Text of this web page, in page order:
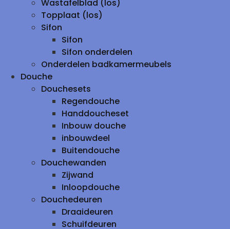
Wastafelblad (los)
Topplaat (los)
Sifon
Sifon
Sifon onderdelen
Onderdelen badkamermeubels
Douche
Douchesets
Regendouche
Handdoucheset
Inbouw douche
inbouwdeel
Buitendouche
Douchewanden
Zijwand
Inloopdouche
Douchedeuren
Draaideuren
Schuifdeuren